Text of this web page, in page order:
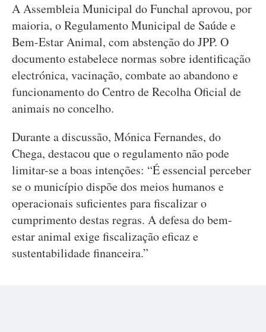
A Assembleia Municipal do Funchal aprovou, por
maioria, o Regulamento Municipal de Saúde e
Bem-Estar Animal, com abstenção do JPP. O
documento estabelece normas sobre identificação
electrónica, vacinação, combate ao abandono e
funcionamento do Centro de Recolha Oficial de
animais no concelho.
Durante a discussão, Mónica Fernandes, do
Chega, destacou que o regulamento não pode
limitar-se a boas intenções: “É essencial perceber
se o município dispõe dos meios humanos e
operacionais suficientes para fiscalizar o
cumprimento destas regras. A defesa do bem-
estar animal exige fiscalização eficaz e
sustentabilidade financeira.”